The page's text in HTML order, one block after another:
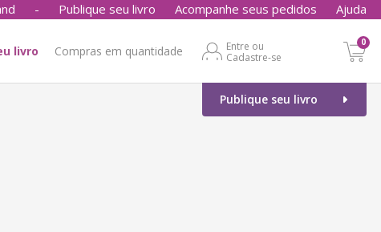
- Publique seu livro Acompanhe seus pedidos Ajuda
livro Compras em quantidade
Entre ou
Cadastre-se
0
Publique seu livro